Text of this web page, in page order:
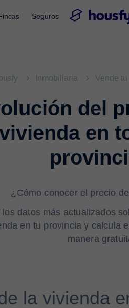
Seguros
Inmobiliaria Vende
del
en
¿Cómo conocer el precio
los datos más actualizados
en tu provincia y calcula
manera
la vivienda